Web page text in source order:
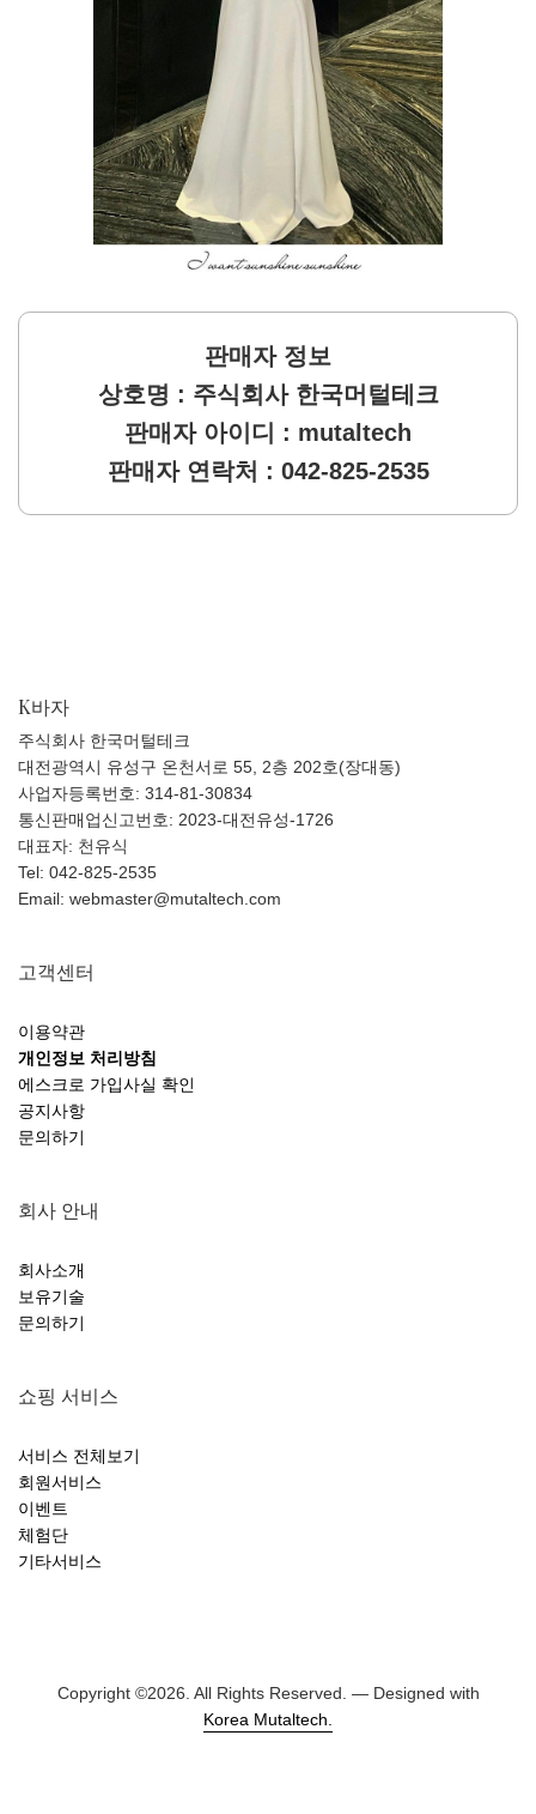
판매자 정보
상호명 : 주식회사 한국머털테크
판매자 아이디 : mutaltech
판매자 연락처 : 042-825-2535
K바자
주식회사 한국머털테크
대전광역시 유성구 온천서로 55, 2층 202호(장대동)
사업자등록번호: 314-81-30834
통신판매업신고번호: 2023-대전유성-1726
대표자: 천유식
Tel: 042-825-2535
Email: webmaster@mutaltech.com
고객센터
이용약관
개인정보 처리방침
에스크로 가입사실 확인
공지사항
문의하기
회사 안내
회사소개
보유기술
문의하기
쇼핑 서비스
서비스 전체보기
회원서비스
이벤트
체험단
기타서비스
Copyright ©2026. All Rights Reserved. — Designed with
Korea Mutaltech.